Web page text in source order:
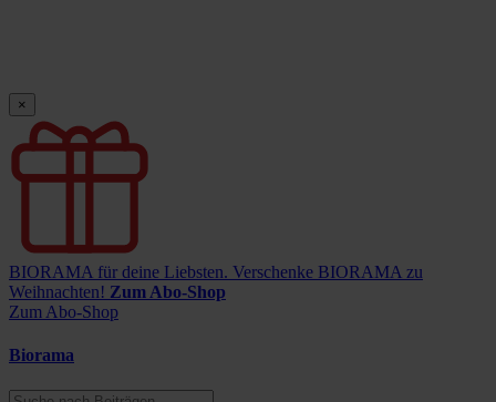
×
BIORAMA für deine Liebsten. Verschenke BIORAMA zu
Weihnachten! Zum Abo-Shop
Zum Abo-Shop
Biorama